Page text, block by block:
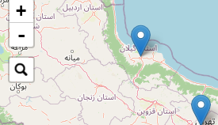
+
-